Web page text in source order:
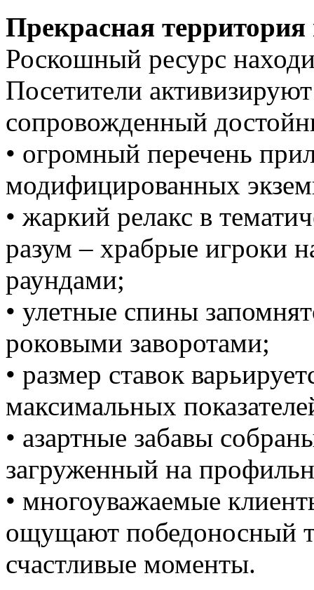
Прекрасная территория
Роскошный ресурс
Посетители
сопровожденный
• огромный перечень
модифицированных
• жаркий релакс в
разум – храбрые игроки
раундами;
• улетные спины
роковыми заворотами;
• размер ставок
максимальных
• азартные забавы
загруженный на
• многоуважаемые
ощущают победоносный
счастливые моменты.